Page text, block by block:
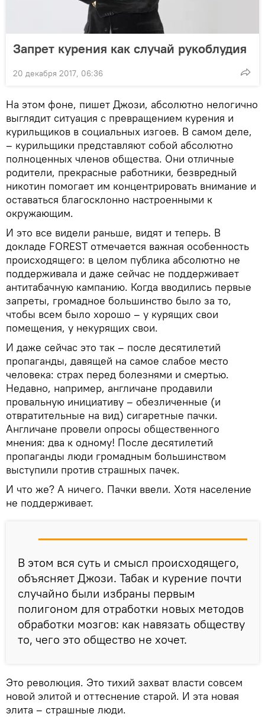
Запрет курения как случай рукоблудия
20 декабря 2017, 06:36
На этом фоне, пишет Джози, абсолютно нелогично
выглядит ситуация с превращением курения и
курильщиков в социальных изгоев. В самом деле,
– курильщики представляют собой абсолютно
полноценных членов общества. Они отличные
родители, прекрасные работники, безвредный
никотин помогает им концентрировать внимание и
оставаться благосклонно настроенными к
окружающим.
И это все видели раньше, видят и теперь. В
докладе FOREST отмечается важная особенность
происходящего: в целом публика абсолютно не
поддерживала и даже сейчас не поддерживает
антитабачную кампанию. Когда вводились первые
запреты, громадное большинство было за то,
чтобы всем было хорошо – у курящих свои
помещения, у некурящих свои.
И даже сейчас это так – после десятилетий
пропаганды, давящей на самое слабое место
человека: страх перед болезнями и смертью.
Недавно, например, англичане продавили
провальную инициативу – обезличенные (и
отвратительные на вид) сигаретные пачки.
Англичане провели опросы общественного
мнения: два к одному! После десятилетий
пропаганды люди громадным большинством
выступили против страшных пачек.
И что же? А ничего. Пачки ввели. Хотя население
не поддерживает.
В этом вся суть и смысл происходящего,
объясняет Джози. Табак и курение почти
случайно были избраны первым
полигоном для отработки новых методов
обработки мозгов: как навязать обществу
то, чего это общество не хочет.
Это революция. Это тихий захват власти совсем
новой элитой и оттеснение старой. И эта новая
элита – страшные люди.